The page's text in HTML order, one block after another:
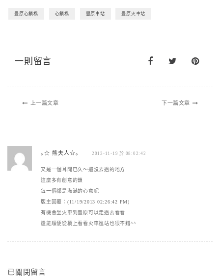
豐原心鎖橋 心鎖橋 豐原車站 豐原火車站
一則留言
上一篇文章 下一篇文章
｡☆ 熊夫人☆｡ 2013-11-19 於 08:02:42
又是一個耳聞已久～還沒去過的地方
這麼多有創意的鎖
每一個都是滿滿的心意呢
版主回覆：(11/19/2013 02:26:42 PM)
有機會坐火車到豐原可以走過去看看
還能順便從橋上看看火車進站也很不錯^^
已關閉留言